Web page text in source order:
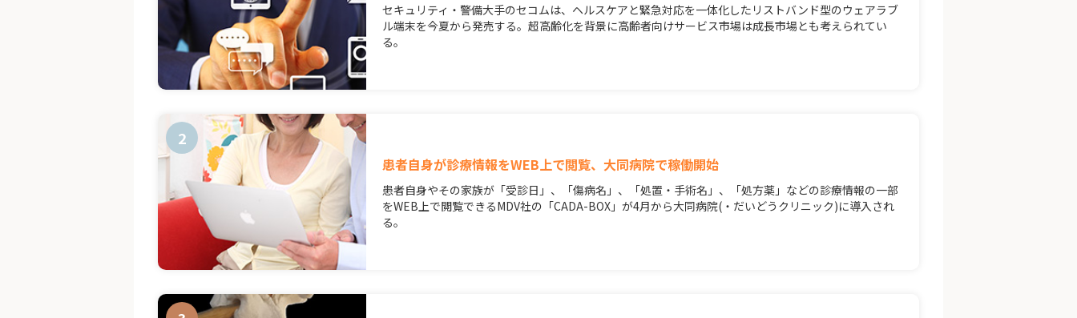
セキュリティ・警備大手のセコムは、ヘルスケアと緊急対応を一体化したリストバンド型のウェアラブ
ル端末を今夏から発売する。超高齢化を背景に高齢者向けサービス市場は成長市場とも考えられてい
る。
患者自身が診療情報をWEB上で閲覧、大同病院で稼働開始
患者自身やその家族が「受診日」、「傷病名」、「処置・手術名」、「処方薬」などの診療情報の一部
をWEB上で閲覧できるMDV社の「CADA-BOX」が4月から大同病院(・だいどうクリニック)に導入され
る。